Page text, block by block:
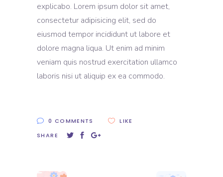
explicabo. Lorem ipsum dolor sit amet,
consectetur adipisicing elit, sed do
eiusmod tempor incididunt ut labore et
dolore magna liqua. Ut enim ad minim
veniam quis nostrud exercitation ullamco
laboris nisi ut aliquip ex ea commodo.
0 COMMENTS
LIKE
SHARE